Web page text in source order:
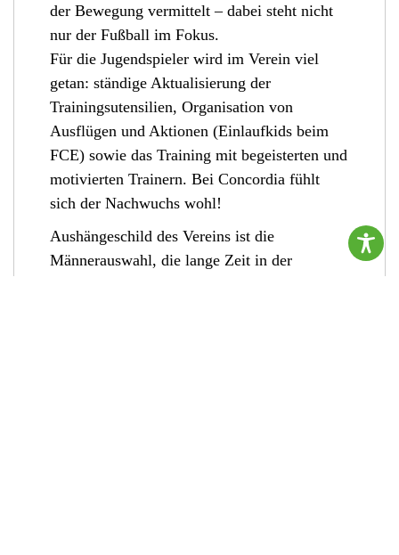
der Bewegung vermittelt – dabei steht nicht
nur der Fußball im Fokus.
Für die Jugendspieler wird im Verein viel
getan: ständige Aktualisierung der
Trainingsutensilien, Organisation von
Ausflügen und Aktionen (Einlaufkids beim
FCE) sowie das Training mit begeisterten und
motivierten Trainern. Bei Concordia fühlt
sich der Nachwuchs wohl!
Aushängeschild des Vereins ist die
Männerauswahl, die lange Zeit in der